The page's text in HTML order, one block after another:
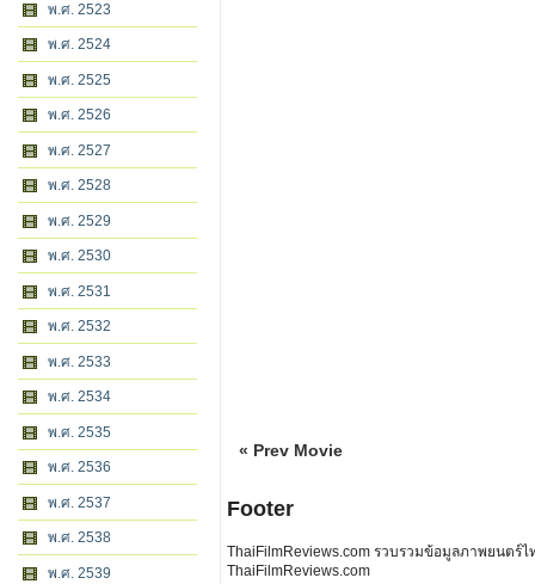
พ.ศ. 2523
พ.ศ. 2524
พ.ศ. 2525
พ.ศ. 2526
พ.ศ. 2527
พ.ศ. 2528
พ.ศ. 2529
พ.ศ. 2530
พ.ศ. 2531
พ.ศ. 2532
พ.ศ. 2533
พ.ศ. 2534
พ.ศ. 2535
พ.ศ. 2536
พ.ศ. 2537
พ.ศ. 2538
พ.ศ. 2539
« Prev Movie
Footer
ThaiFilmReviews.com รวบรวมข้อมูลภาพยนตร์
ThaiFilmReviews.com